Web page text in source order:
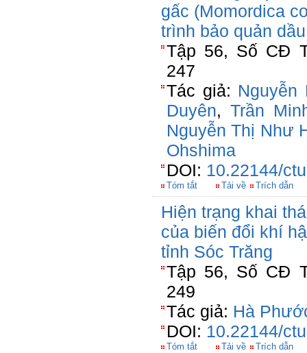
gấc (Momordica
trình bảo quản
Tập 56, Số CĐ
247
Tác giả: Nguyễn
Duyên, Trần
Nguyễn Thị Như
Ohshima
DOI: 10.22144/
Tóm tắt Tải về Trích dẫn
Hiện trạng khai
của biến đổi khí
tỉnh Sóc Trăng
Tập 56, Số CĐ
249
Tác giả: Hà
DOI: 10.22144/
Tóm tắt Tải về Trích dẫn